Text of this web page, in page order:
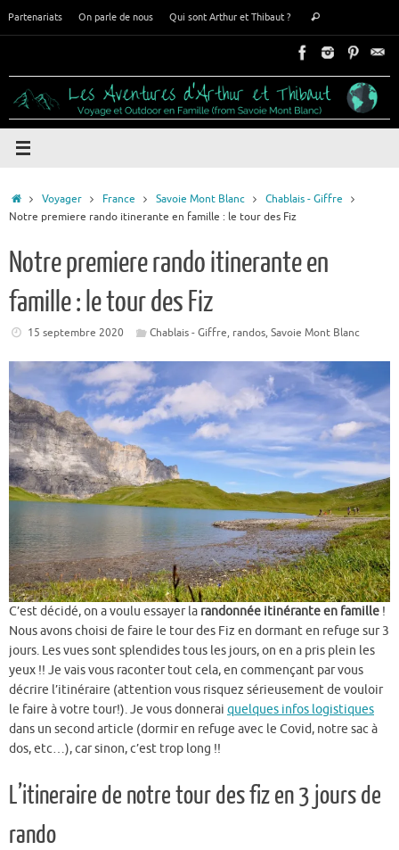
Partenariats On parle de nous Qui sont Arthur et Thibaut ?
:
Rechercher
Accueil
Voyager France Savoie Mont Blanc
Chablais - Giffre
Notre premiere rando itinerante en famille : le tour des Fiz
Notre premiere rando itinerante en
famille : le tour des Fiz
15 septembre 2020 Chablais - Giffre, randos,Savoie Mont Blanc
C’est décidé, on a voulu essayer la randonnée itinérante en famille !
Nous avons choisi de faire le tour des Fiz en dormant en refuge sur 3
jours. Les vues sont splendides tous les jours, on en a pris plein les
yeux !! Je vais vous raconter tout cela, en commençant par vous
décrire l’itinéraire (attention vous risquez sérieusement de vouloir
le faire à votre tour!). Je vous donnerai quelques infos logistiques
dans un second article (dormir en refuge avec le Covid, notre sac à
dos, etc…), car sinon, c’est trop long !!
L’itineraire de notre tour des fiz en 3 jours de
rando